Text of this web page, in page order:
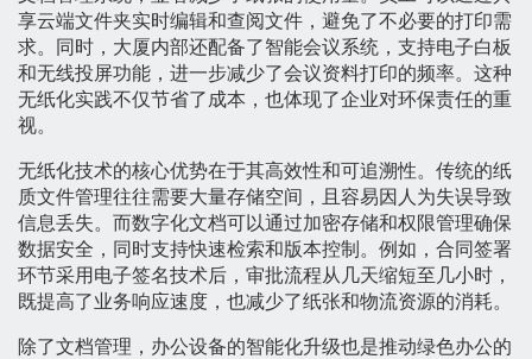
享云端文件夹实时编辑和查阅文件，避免了不必要的打印需
求。同时，大厦内部还配备了智能会议系统，支持电子白板
和无线投屏功能，进一步减少了会议资料打印的频率。这种
无纸化实践不仅节省了成本，也体现了企业对环保责任的重
视。
无纸化技术的核心优势在于其高效性和可追溯性。传统的纸
质文件管理往往需要大量存储空间，且容易因人为失误导致
信息丢失。而数字化文档可以通过加密存储和权限管理确保
数据安全，同时支持快速检索和版本控制。例如，合同签署
环节采用电子签名技术后，审批流程从几天缩短至几小时，
既提高了业务响应速度，也减少了纸张和物流资源的消耗。
除了文档管理，办公设备的智能化升级也是推动绿色办公的